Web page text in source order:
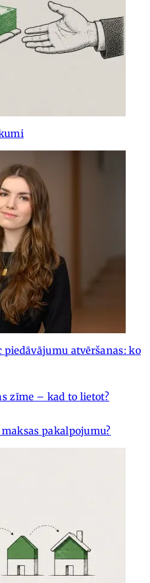
atvēršanas: ko
zīme – kad to lietot?
pakalpojumu?